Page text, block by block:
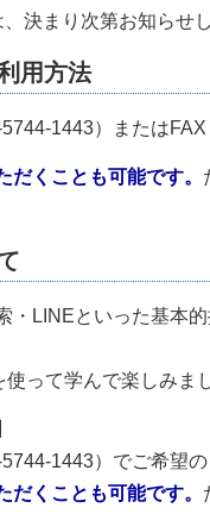
決まり次第お知らせし
用方法
1443）または
だくことも可能です。
・LINEといった基本
って学んで楽しみま
1443）でご希望の
だくことも可能です。